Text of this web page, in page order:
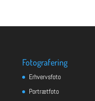
Fotografering
Erhvervsfoto
Portrætfoto